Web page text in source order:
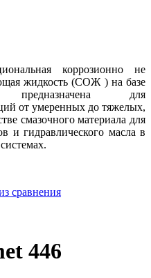
коррозионно не
жидкость (СОЖ ) на базе
для
от умеренных до тяжелых,
смазочного материала для
и гидравлического масла в
сравнения
446